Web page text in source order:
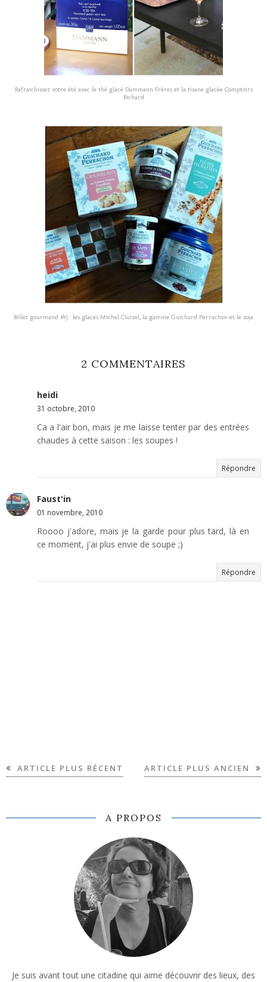
Rafraichissez votre été avec le thé glacé Dammann Frères et la tisane glacée Comptoirs
Richard
Billet gourmand #15 : les glaces Michel Cluizel, la gamme Guichard Perrachon et le soja
2 COMMENTAIRES
heidi
31 octobre, 2010
Ca a l'air bon, mais je me laisse tenter par des entrées
chaudes à cette saison : les soupes !
Répondre
Faust'in
01 novembre, 2010
Roooo j'adore, mais je la garde pour plus tard, là en
ce moment, j'ai plus envie de soupe ;)
Répondre
ARTICLE PLUS RÉCENT ARTICLE PLUS ANCIEN
A PROPOS
Je suis avant tout une citadine qui aime découvrir des lieux, des